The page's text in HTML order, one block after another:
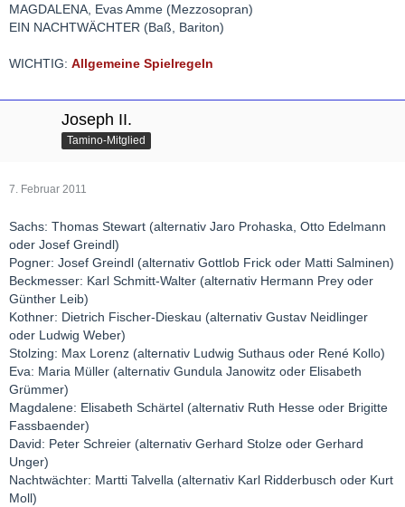
MAGDALENA, Evas Amme (Mezzosopran)
EIN NACHTWÄCHTER (Baß, Bariton)
WICHTIG: Allgemeine Spielregeln
Joseph II.
Tamino-Mitglied
7. Februar 2011
Sachs: Thomas Stewart (alternativ Jaro Prohaska, Otto Edelmann
oder Josef Greindl)
Pogner: Josef Greindl (alternativ Gottlob Frick oder Matti Salminen)
Beckmesser: Karl Schmitt-Walter (alternativ Hermann Prey oder
Günther Leib)
Kothner: Dietrich Fischer-Dieskau (alternativ Gustav Neidlinger
oder Ludwig Weber)
Stolzing: Max Lorenz (alternativ Ludwig Suthaus oder René Kollo)
Eva: Maria Müller (alternativ Gundula Janowitz oder Elisabeth
Grümmer)
Magdalene: Elisabeth Schärtel (alternativ Ruth Hesse oder Brigitte
Fassbaender)
David: Peter Schreier (alternativ Gerhard Stolze oder Gerhard
Unger)
Nachtwächter: Martti Talvella (alternativ Karl Ridderbusch oder Kurt
Moll)